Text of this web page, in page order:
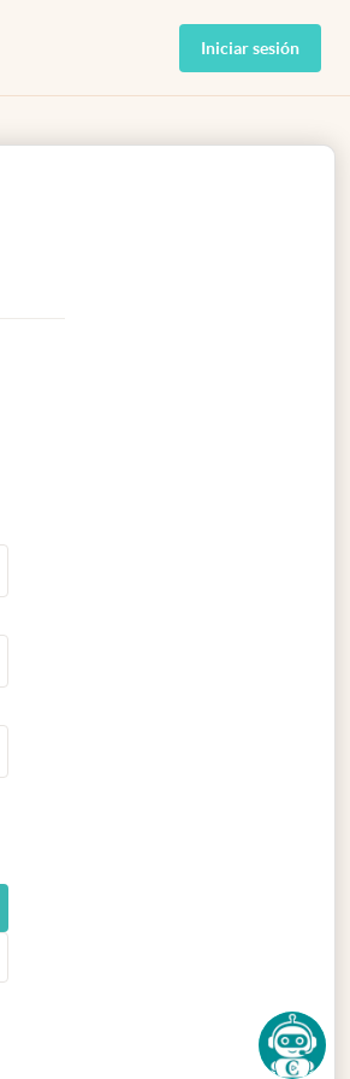
Iniciar sesión